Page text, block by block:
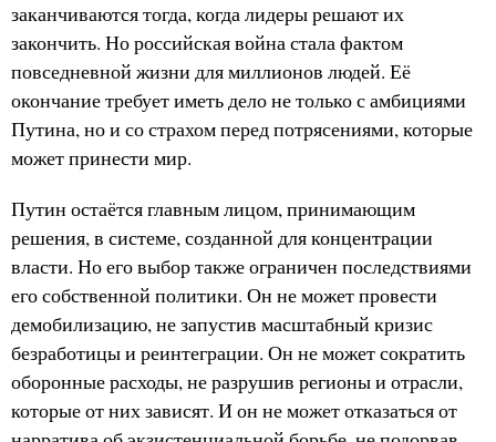
заканчиваются тогда, когда лидеры решают их
закончить. Но российская война стала фактом
повседневной жизни для миллионов людей. Её
окончание требует иметь дело не только с амбициями
Путина, но и со страхом перед потрясениями, которые
может принести мир.
Путин остаётся главным лицом, принимающим
решения, в системе, созданной для концентрации
власти. Но его выбор также ограничен последствиями
его собственной политики. Он не может провести
демобилизацию, не запустив масштабный кризис
безработицы и реинтеграции. Он не может сократить
оборонные расходы, не разрушив регионы и отрасли,
которые от них зависят. И он не может отказаться от